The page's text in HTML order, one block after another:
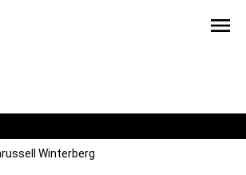
menu
Winterberg